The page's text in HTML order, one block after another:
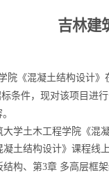
吉林建
院《混凝土结构设计
条件，现对该项目进行
学土木工程学院《混
凝土结构设计》课程线
结构、第3章 多高层框